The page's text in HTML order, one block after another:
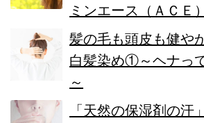
ミンエース（ＡＣＥ
髪の毛も頭皮も健や
白髪染め①～ヘナっ
～
「天然の保湿剤の汗